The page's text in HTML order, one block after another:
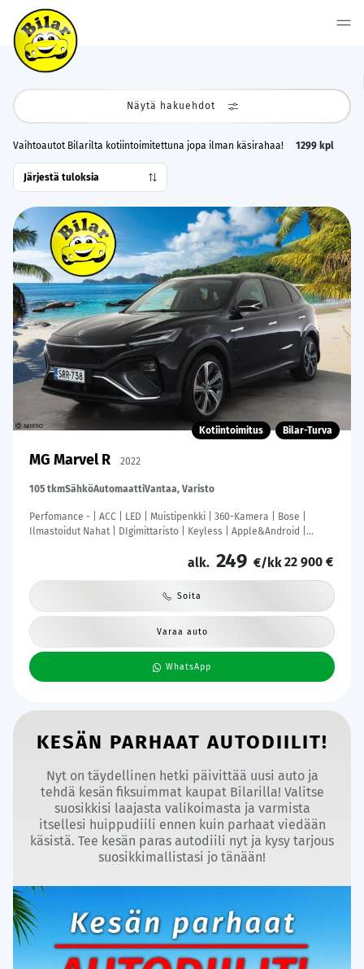
Näytä hakuehdot
Vaihtoautot Bilarilta kotiintoimitettuna jopa ilman käsirahaa! 1299 kpl
Kotiintoimitus Bilar-Turva
MG Marvel R 2022
105 tkmSähköAutomaattiVantaa, Varisto
Perfomance - | ACC | LED | Muistipenkki | 360-Kamera | Bose |
Ilmastoidut Nahat | DIgimittaristo | Keyless | Apple&Android |
alk. 249 €/kk22 900 €
Soita
Varaa auto
WhatsApp
KESÄN PARHAAT AUTODIILIT!
Nyt on täydellinen hetki päivittää uusi auto ja
tehdä kesän fiksuimmat kaupat Bilarilla! Valitse
suosikkisi laajasta valikoimasta ja varmista
itsellesi huippudiili ennen kuin parhaat viedään
käsistä. Tee kesän paras autodiili nyt ja kysy tarjous
suosikkimallistasi jo tänään!